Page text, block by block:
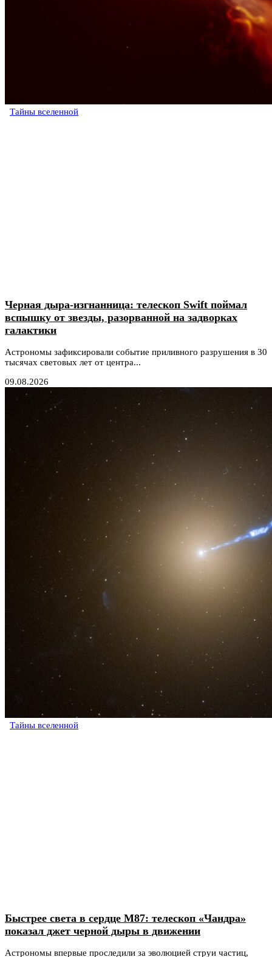
Тайны вселенной
Черная дыра-изгнанница: телескоп Swift поймал
вспышку от звезды, разорванной на задворках
галактики
Астрономы зафиксировали событие приливного разрушения в 30
тысячах световых лет от центра...
09.08.2026
Тайны вселенной
Быстрее света в сердце М87: телескоп «Чандра»
показал джет черной дыры в движении
Астрономы впервые проследили за эволюцией струи частиц,